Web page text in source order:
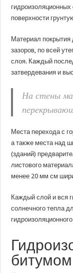
поверхности
Материал покрытия
зазоров, по всей
слоя. Каждый
затвердевания и
На стены
Места перехода с
а также места над
(зданий)
листового
менее 20 мм см
Каждый слой и вся
солнечного тепла
битумом